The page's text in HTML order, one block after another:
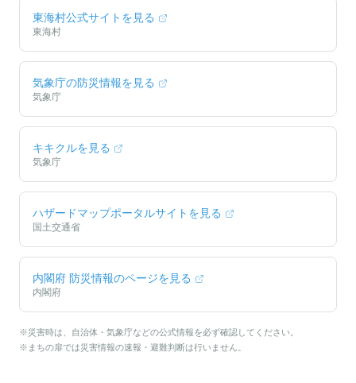
東海村公式サイトを見る
東海村
気象庁の防災情報を見る
気象庁
キキクルを見る
気象庁
ハザードマップポータルサイトを見る
国土交通省
内閣府 防災情報のページを見る
内閣府
※災害時は、自治体・気象庁などの公式情報を必ず確認してください。
※まちの扉では災害情報の速報・避難判断は行いません。